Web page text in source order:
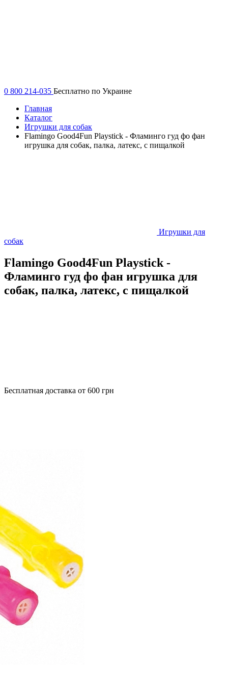
0 800 214-035 Бесплатно по Украине
Главная
Каталог
Игрушки для собак
Flamingo Good4Fun Playstick - Фламинго гуд фо фан
игрушка для собак, палка, латекс, с пищалкой
Игрушки для
собак
Flamingo Good4Fun Playstick -
Фламинго гуд фо фан игрушка для
собак, палка, латекс, с пищалкой
Бесплатная доставка от 600 грн